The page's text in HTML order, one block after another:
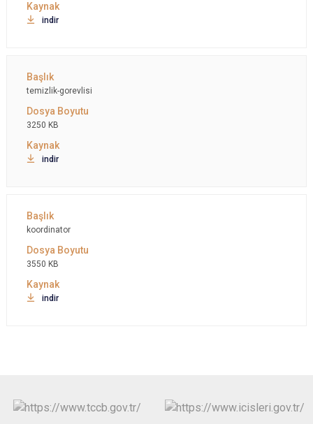
indir
temizlik-gorevlisi
3250 KB
indir
koordinator
3550 KB
indir